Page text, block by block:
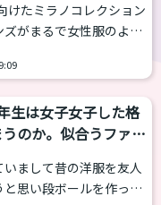
ブローレンヂはこれか
人や体格…
2020年06月
癒しの館@toyokaw...
けたミラノコレクション
ズがまるで女性服のよう
アレッサン
前の世界感のメンズシ
。 Gucci Fall 2020
年01月16
な取り組みは乙女塾チ
生は女子女子した格
のか。似合うファッ
まして昔の洋服を友人
思い段ボールを作って